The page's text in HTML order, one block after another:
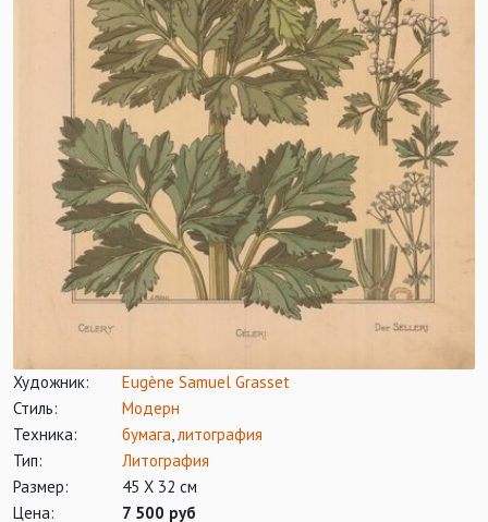
Художник:
Eugène Samuel Grasset
Стиль:
Модерн
Техника:
бумага,литография
Тип:
Литография
Размер:
45 Х 32 см
Цена:
7 500 руб